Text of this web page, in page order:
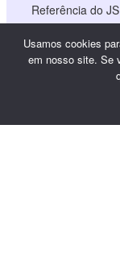
Referência do
Centro de
Usamos cookies
em nosso site. Se